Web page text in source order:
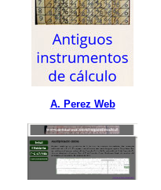
A. Perez Web